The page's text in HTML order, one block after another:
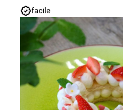
facile